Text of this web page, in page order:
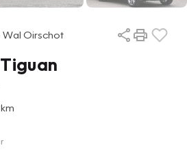
Wal Oirschot